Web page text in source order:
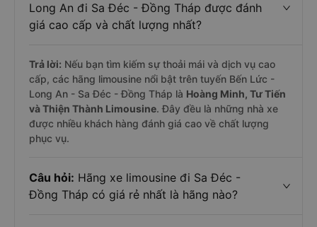
Long An đi Sa Đéc - Đồng Tháp được đánh
giá cao cấp và chất lượng nhất?
Trả lời: Nếu bạn tìm kiếm sự thoải mái và dịch vụ cao
cấp, các hãng limousine nổi bật trên tuyến Bến Lức -
Long An - Sa Đéc - Đồng Tháp là Hoàng Minh, Tư Tiến
và Thiện Thành Limousine. Đây đều là những nhà xe
được nhiều khách hàng đánh giá cao về chất lượng
phục vụ.
Câu hỏi: Hãng xe limousine đi Sa Đéc -
Đồng Tháp có giá rẻ nhất là hãng nào?